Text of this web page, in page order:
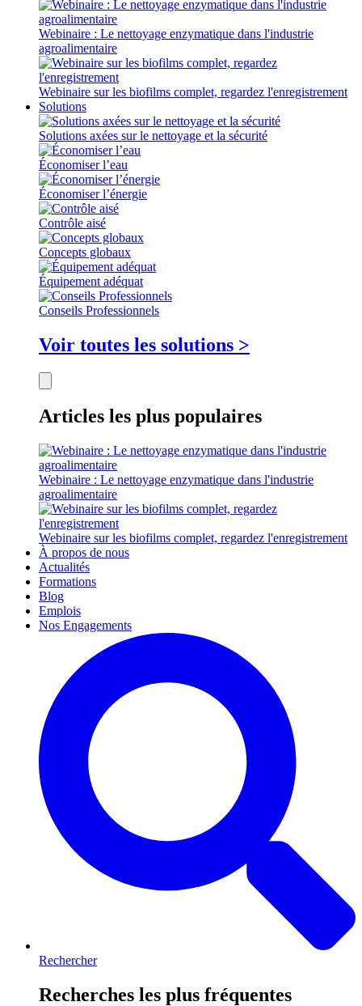
Webinaire : Le nettoyage enzymatique dans l'industrie
agroalimentaire
Webinaire sur les biofilms complet, regardez l'enregistrement
Solutions
Solutions axées sur le nettoyage et la sécurité
Économiser l’eau
Économiser l’énergie
Contrôle aisé
Concepts globaux
Équipement adéquat
Conseils Professionnels
Voir toutes les solutions >
Articles les plus populaires
Webinaire : Le nettoyage enzymatique dans l'industrie
agroalimentaire
Webinaire sur les biofilms complet, regardez l'enregistrement
À propos de nous
Actualités
Formations
Blog
Emplois
Nos Engagements
Rechercher
Recherches les plus fréquentes